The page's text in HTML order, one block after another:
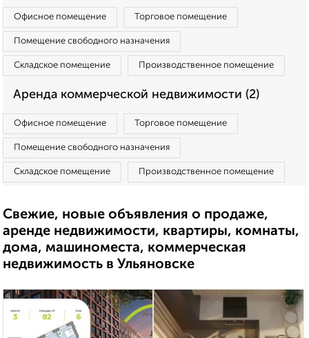
Офисное помещение Торговое помещение
Помещение свободного назначения
Складское помещение Производственное помещение
Аренда коммерческой недвижимости (2)
Офисное помещение Торговое помещение
Помещение свободного назначения
Складское помещение Производственное помещение
Свежие, новые объявления о продаже,
аренде недвижимости, квартиры, комнаты,
дома, машиноместа, коммерческая
недвижимость в Ульяновске